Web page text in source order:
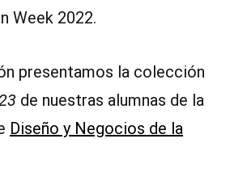
Week 2022.
presentamos la colección
de nuestras alumnas de la
Diseño y Negocios de la